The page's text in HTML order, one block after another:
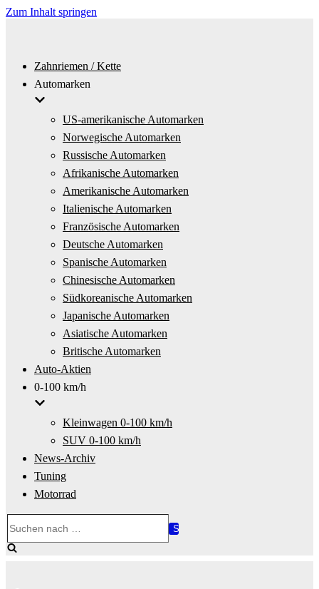
Zum Inhalt springen
Zahnriemen / Kette
Automarken
US-amerikanische Automarken
Norwegische Automarken
Russische Automarken
Afrikanische Automarken
Amerikanische Automarken
Italienische Automarken
Französische Automarken
Deutsche Automarken
Spanische Automarken
Chinesische Automarken
Südkoreanische Automarken
Japanische Automarken
Asiatische Automarken
Britische Automarken
Auto-Aktien
0-100 km/h
Kleinwagen 0-100 km/h
SUV 0-100 km/h
News-Archiv
Tuning
Motorrad
nach …